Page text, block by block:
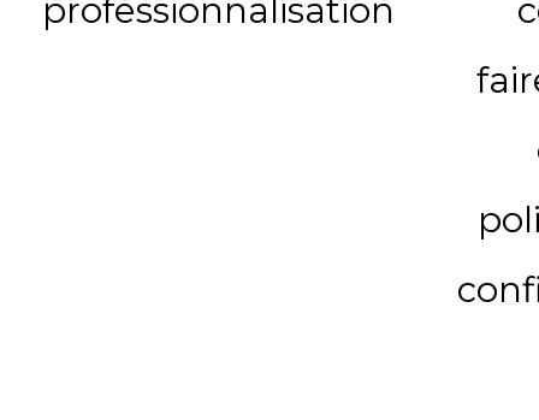
professionnalisation